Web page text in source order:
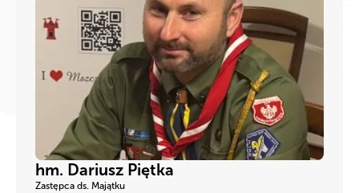
hm. Dariusz Piętka
Zastępca ds. Majątku